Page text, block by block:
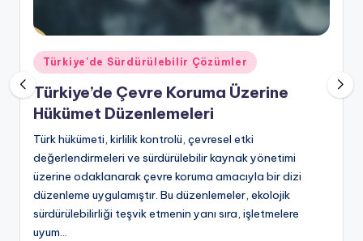
Posted
in
Türkiye'de Sürdürülebilir Çözümler
Türkiye’de Çevre Koruma Üzerine
Hükümet Düzenlemeleri
Türk hükümeti, kirlilik kontrolü, çevresel etki
değerlendirmeleri ve sürdürülebilir kaynak yönetimi
üzerine odaklanarak çevre koruma amacıyla bir dizi
düzenleme uygulamıştır. Bu düzenlemeler, ekolojik
sürdürülebilirliği teşvik etmenin yanı sıra, işletmelere
uyum…